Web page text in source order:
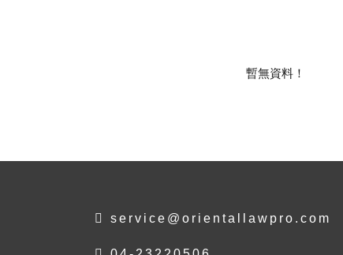
暫無資料！
service@orientallawpro.com